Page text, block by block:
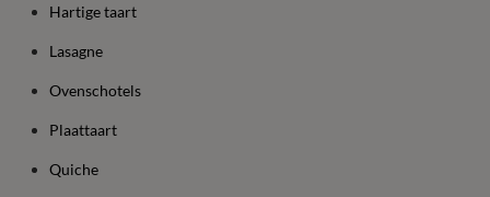
Hartige taart
Lasagne
Ovenschotels
Plaattaart
Quiche